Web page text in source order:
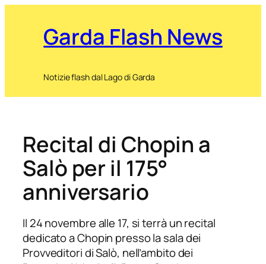
Garda Flash News
Notizie flash dal Lago di Garda
Recital di Chopin a
Salò per il 175°
anniversario
Il 24 novembre alle 17, si terrà un recital
dedicato a Chopin presso la sala dei
Provveditori di Salò, nell’ambito dei